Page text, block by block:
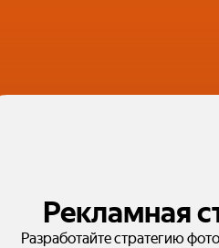
Рекламная
Разработайте стратегию